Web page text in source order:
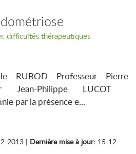
difficultés thérapeutiques
RUBOD Professeur Pierre
Jean-Philippe LUCOT
par la présence e...
2013 | Dernière mise à jour: 15-12-